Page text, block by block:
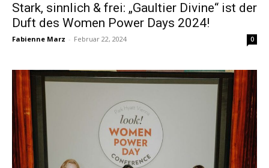
Stark, sinnlich & frei: „Gaultier Divine“ ist der
Duft des Women Power Days 2024!
Fabienne Marz - Februar 22, 2024 0